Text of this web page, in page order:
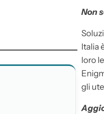
Non
Italia
loro
gli